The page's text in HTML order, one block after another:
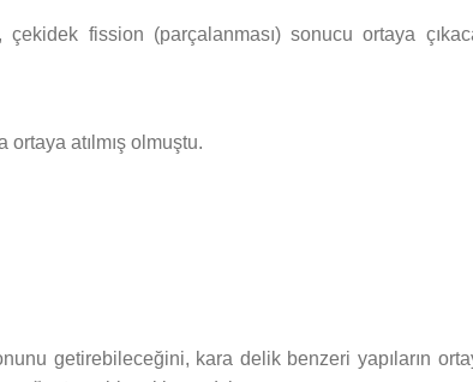
fission (parçalanması) sonucu ortaya
atılmış olmuştu.
getirebileceğini, kara delik benzeri yapıların